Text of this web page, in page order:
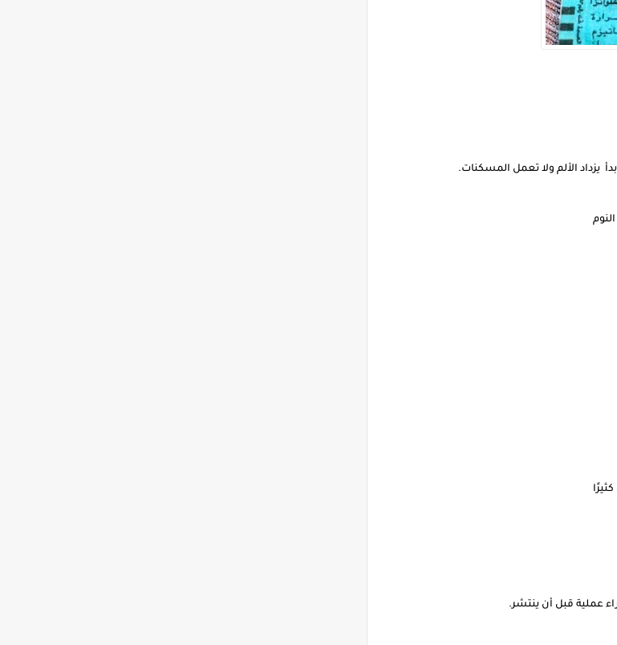
يزداد الألم ولا تعمل المسكنات.
عملية قبل أن ينتشر.